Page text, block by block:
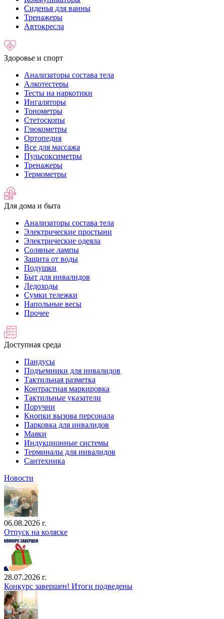
Сиденья для ванны
Тренажеры
Автокресла
Здоровье и спорт
Анализаторы состава тела
Алкотестеры
Тесты на наркотики
Ингаляторы
Тонометры
Стетоскопы
Глюкометры
Ортопедия
Все для массажа
Пульсоксиметры
Тренажеры
Термометры
Для дома и быта
Анализаторы состава тела
Электрические простыни
Электрические одеяла
Соляные лампы
Защита от воды
Подушки
Быт для инвалидов
Ледоходы
Сумки тележки
Напольные весы
Прочее
Доступная среда
Пандусы
Подъемники для инвалидов
Тактильная разметка
Контрастная маркировка
Тактильные указатели
Поручни
Кнопки вызова персонала
Парковка для инвалидов
Маяки
Индукционные системы
Терминалы для инвалидов
Сантехника
Новости
06.08.2026 г.
Отпуск на коляске
28.07.2026 г.
Конкурс завершен! Итоги подведены